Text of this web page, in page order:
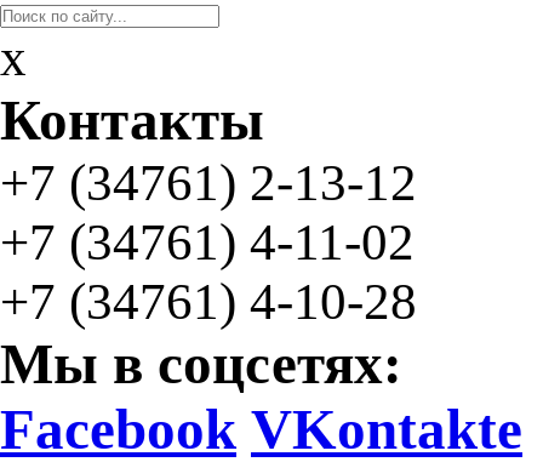
x
Контакты
+7 (34761) 2-13-12
+7 (34761) 4-11-02
+7 (34761) 4-10-28
Мы в соцсетях:
Facebook VKontakte